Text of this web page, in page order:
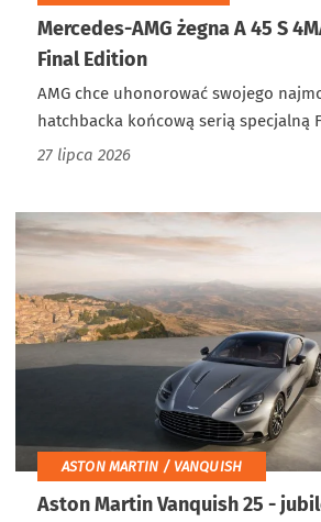
Mercedes-AMG żegna A 45 S
Final Edition
AMG chce uhonorować swojego
hatchbacka końcową serią specjalną
27 lipca 2026
ASTON MARTIN / VANQUISH
Aston Martin Vanquish 25 -